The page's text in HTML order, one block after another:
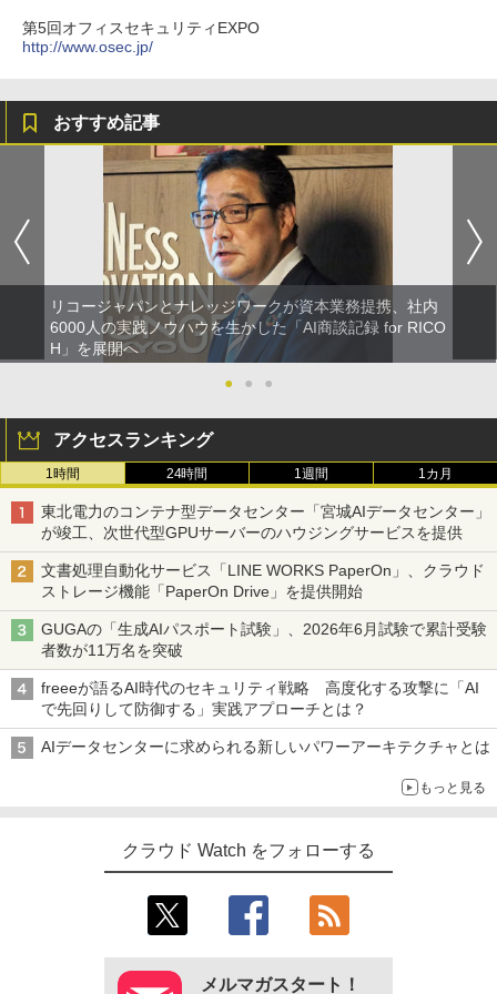
第5回オフィスセキュリティEXPO
http://www.osec.jp/
おすすめ記事
リコージャパンとナレッジワークが資本業務提携、社内
6000人の実践ノウハウを生かした「AI商談記録 for RICO
H」を展開へ
●
● ●
アクセスランキング
1時間 24時間 1週間 1カ月
東北電力のコンテナ型データセンター「宮城AIデータセンター」
が竣工、次世代型GPUサーバーのハウジングサービスを提供
文書処理自動化サービス「LINE WORKS PaperOn」、クラウド
ストレージ機能「PaperOn Drive」を提供開始
GUGAの「生成AIパスポート試験」、2026年6月試験で累計受験
者数が11万名を突破
freeeが語るAI時代のセキュリティ戦略 高度化する攻撃に「AI
で先回りして防御する」実践アプローチとは？
AIデータセンターに求められる新しいパワーアーキテクチャとは
もっと見る
クラウド Watch をフォローする
メルマガスタート！